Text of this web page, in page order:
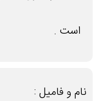
است .
نام و فامیل :